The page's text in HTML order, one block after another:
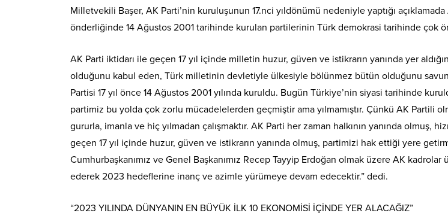
Milletvekili Başer, AK Parti’nin kuruluşunun 17.nci yıldönümü nedeniyle yaptığı
önderliğinde 14 Ağustos 2001 tarihinde kurulan partilerinin Türk demokrasi tarihinde çok
AK Parti iktidarı ile geçen 17 yıl içinde milletin huzur, güven ve istikrarın yanında yer
olduğunu kabul eden, Türk milletinin devletiyle ülkesiyle bölünmez bütün olduğunu
Partisi 17 yıl önce 14 Ağustos 2001 yılında kuruldu. Bugün Türkiye’nin siyasi tarihinde
partimiz bu yolda çok zorlu mücadelelerden geçmiştir ama yılmamıştır. Çünkü AK Partili
gururla, imanla ve hiç yılmadan çalışmaktır. AK Parti her zaman halkının yanında olmuş,
geçen 17 yıl içinde huzur, güven ve istikrarın yanında olmuş, partimizi hak ettiği yere
Cumhurbaşkanımız ve Genel Başkanımız Recep Tayyip Erdoğan olmak üzere AK
ederek 2023 hedeflerine inanç ve azimle yürümeye devam edecektir.” dedi.
“2023 YILINDA DÜNYANIN EN BÜYÜK İLK 10 EKONOMİSİ İÇİNDE YER ALACAĞIZ”